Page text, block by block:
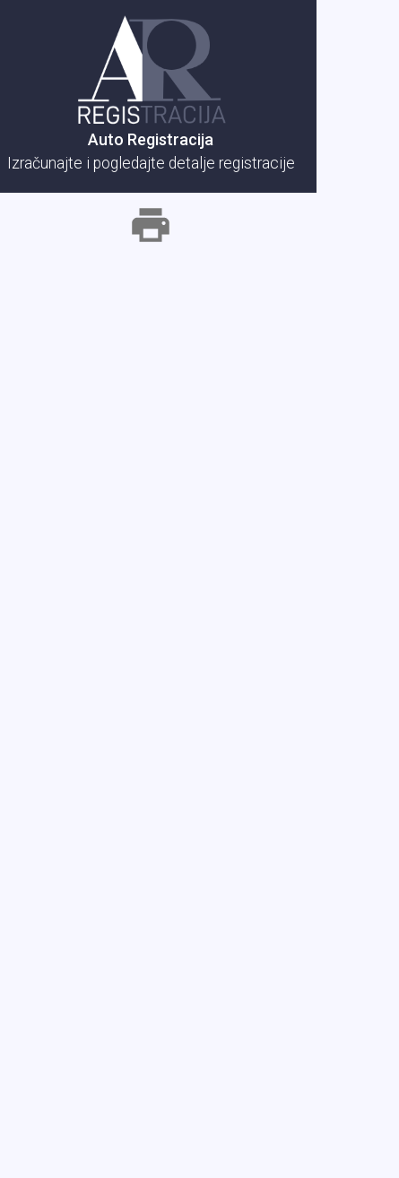
Auto Registracija
Izračunajte i pogledajte detalje registracije